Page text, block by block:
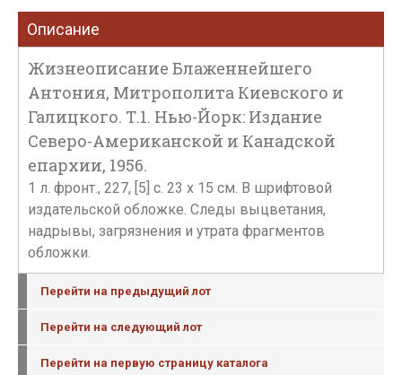
Описание
Жизнеописание Блаженнейшего
Антония, Митрополита Киевского и
Галицкого. Т.1. Нью-Йорк: Издание
Северо-Американской и Канадской
епархии, 1956.
1 л. фронт., 227, [5] с. 23 х 15 см. В шрифтовой
издательской обложке. Следы выцветания,
надрывы, загрязнения и утрата фрагментов
обложки.
Перейти на предыдущий лот
Перейти на следующий лот
Перейти на первую страницу каталога